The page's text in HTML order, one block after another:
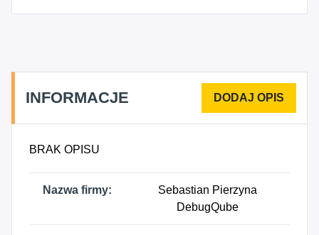
INFORMACJE
BRAK OPISU
Nazwa firmy:
Sebastian Pierzyna
DebugQube